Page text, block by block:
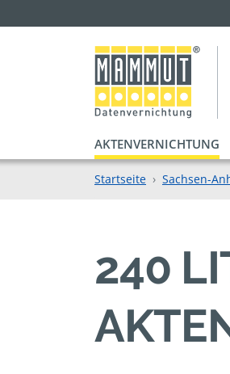
AKTENVERNICHTUNG
Startseite Sachsen-
240